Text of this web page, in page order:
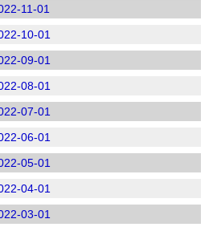
11-01
10-01
09-01
08-01
07-01
06-01
05-01
04-01
03-01